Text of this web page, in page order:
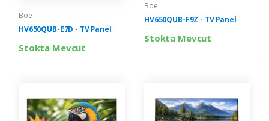
Boe
HV650QUB-E7D - TV Panel
Stokta Mevcut
Boe
HV650QUB-F9Z - TV Panel
Stokta Mevcut